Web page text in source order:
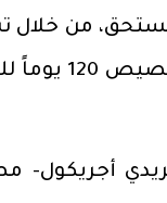
طبية عامة و6 قوافل
أجريكول-